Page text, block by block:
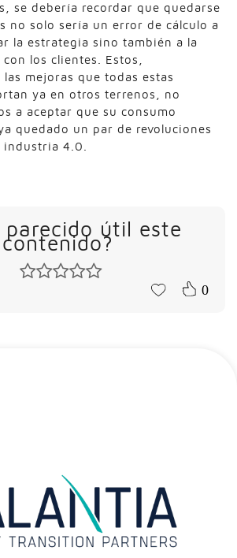
se debería recordar que quedarse
no solo sería un error de cálculo a
la estrategia sino también a la
los clientes. Estos,
mejoras que todas estas
ya en otros terrenos, no
a aceptar que su consumo
quedado un par de revoluciones
industria 4.0.
parecido útil este
contenido?
0